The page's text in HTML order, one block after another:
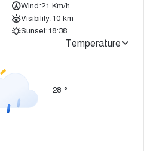
Wind:21 Km/h
Visibility:10 km
Sunset:18:38
Temperature
28 °